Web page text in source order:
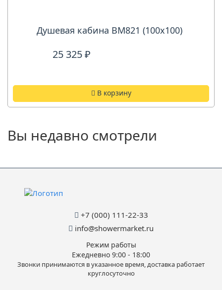
Душевая кабина ВМ821 (100х100)
25 325 ₽
В корзину
Вы недавно смотрели
+7 (000) 111-22-33
info@showermarket.ru
Режим работы
Ежедневно 9:00 - 18:00
Звонки принимаются в указанное время, доставка работает
круглосуточно